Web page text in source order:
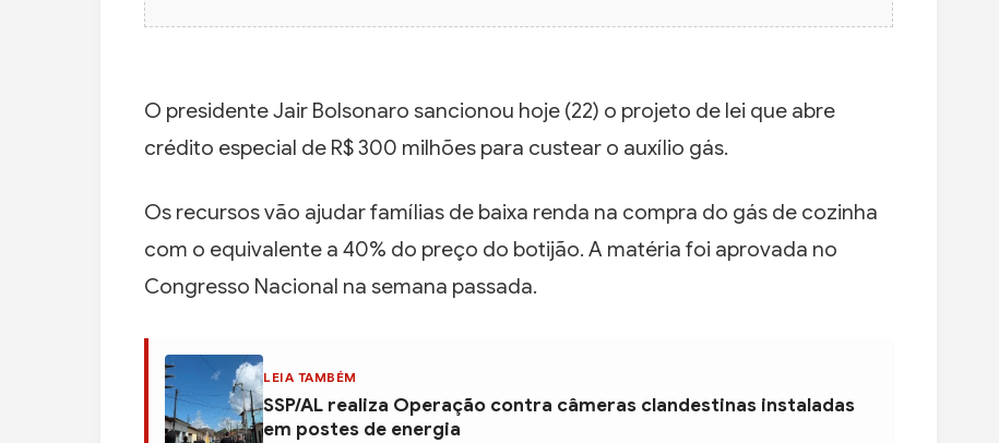
O presidente Jair Bolsonaro sancionou hoje (22) o projeto de lei que abre
crédito especial de R$ 300 milhões para custear o auxílio gás.
Os recursos vão ajudar famílias de baixa renda na compra do gás de cozinha
com o equivalente a 40% do preço do botijão. A matéria foi aprovada no
Congresso Nacional na semana passada.
LEIA TAMBÉM
SSP/AL realiza Operação contra câmeras clandestinas instaladas
em postes de energia